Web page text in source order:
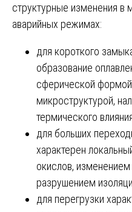
структурные изменения в
аварийных режимах:
для короткого
образование
сферической
микроструктурой,
термического
для больших
характерен
окислов,
разрушением
для перегрузки